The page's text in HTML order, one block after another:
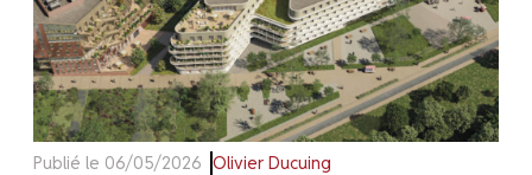
Publié le 06/05/2026 Olivier Ducuing